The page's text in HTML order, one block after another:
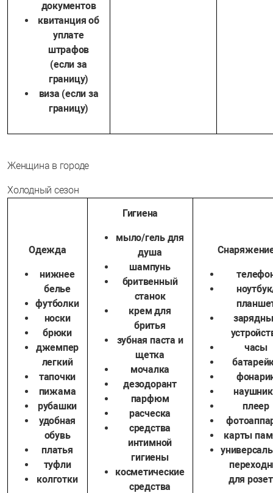
документов
квитанция об
уплате
штрафов
(если за
границу)
виза (если за
границу)
Женщина в городе
Холодный сезон
Одежда
нижнее
белье
футболки
носки
брюки
джемпер
легкий
тапочки
пижама
рубашки
удобная
обувь
платья
туфли
колготки
Гигиена
мыло/гель для
душа
шампунь
бритвенный
станок
крем для
бритья
зубная паста и
щетка
мочалка
дезодорант
парфюм
расческа
средства
интимной
гигиены
косметические
средства
часы
плеер
карты
для